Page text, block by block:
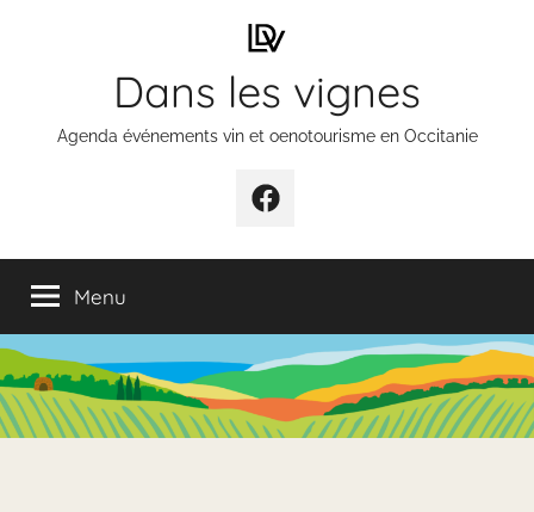
Dans les vignes
Agenda événements vin et oenotourisme en Occitanie
Élément
menu
Menu